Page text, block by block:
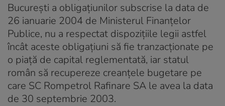
București a obligațiunilor subscrise la data de
26 ianuarie 2004 de Ministerul Finanțelor
Publice, nu a respectat dispozițiile legii astfel
încât aceste obligațiuni să fie tranzacționate pe
o piață de capital reglementată, iar statul
român să recupereze creanțele bugetare pe
care SC Rompetrol Rafinare SA le avea la data
de 30 septembrie 2003.